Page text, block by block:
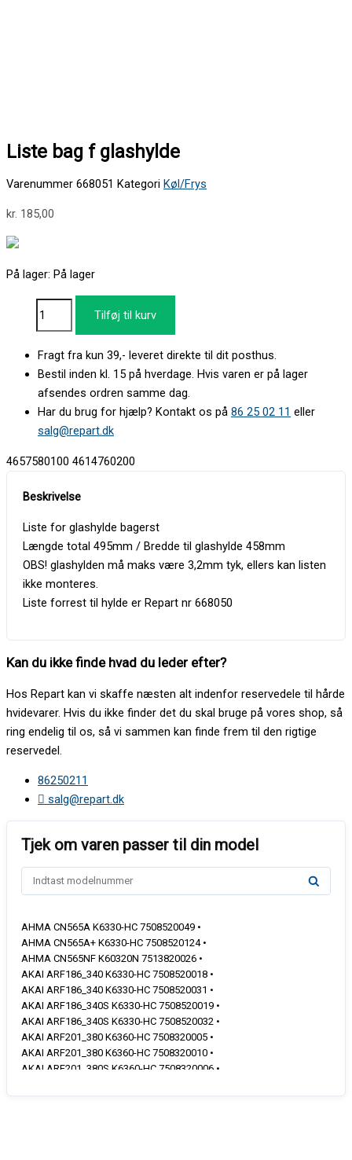
Liste bag f glashylde
Varenummer 668051 Kategori Køl/Frys
kr. 185,00
På lager: På lager
Tilføj til kurv
Fragt fra kun 39,- leveret direkte til dit posthus.
Bestil inden kl. 15 på hverdage. Hvis varen er på lager
afsendes ordren samme dag.
Har du brug for hjælp? Kontakt os på 86 25 02 11 eller
salg@repart.dk
4657580100 4614760200
Liste for glashylde bagerst
Længde total 495mm / Bredde til glashylde 458mm
OBS! glashylden må maks være 3,2mm tyk, ellers kan listen
ikke monteres.
Liste forrest til hylde er Repart nr 668050
Kan du ikke finde hvad du leder efter?
Hos Repart kan vi skaffe næsten alt indenfor reservedele til hårde
hvidevarer. Hvis du ikke finder det du skal bruge på vores shop, så
ring endelig til os, så vi sammen kan finde frem til den rigtige
reservedel.
86250211
salg@repart.dk
AHMA CN565A K6330-HC 7508520049 •
AHMA CN565A+ K6330-HC 7508520124 •
AHMA CN565NF K60320N 7513820026 •
AKAI ARF186_340 K6330-HC 7508520018 •
AKAI ARF186_340 K6330-HC 7508520031 •
AKAI ARF186_340S K6330-HC 7508520019 •
AKAI ARF186_340S K6330-HC 7508520032 •
AKAI ARF201_380 K6360-HC 7508320005 •
AKAI ARF201_380 K6360-HC 7508320010 •
AKAI ARF201_380S K6360-HC 7508320006 •
ALTUS ALC320 K60320N 7513820016 •